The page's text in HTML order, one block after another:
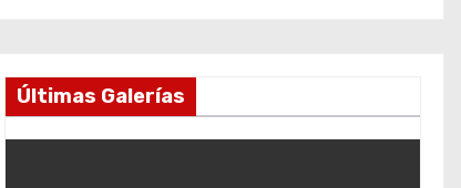
Últimas Galerías